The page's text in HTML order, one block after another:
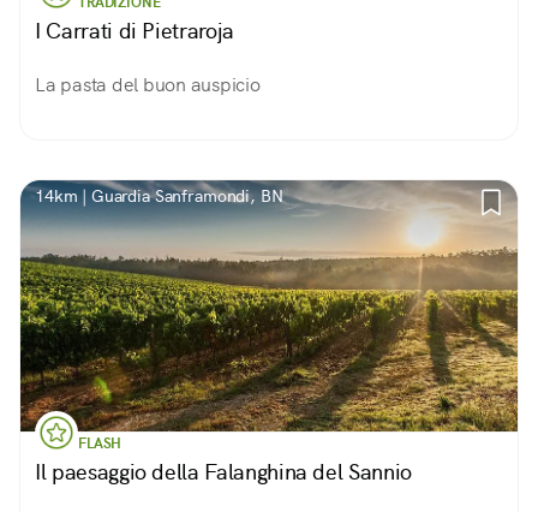
I Carrati di Pietraroja
La pasta del buon auspicio
14km | Guardia Sanframondi, BN
FLASH
Il paesaggio della Falanghina del Sannio